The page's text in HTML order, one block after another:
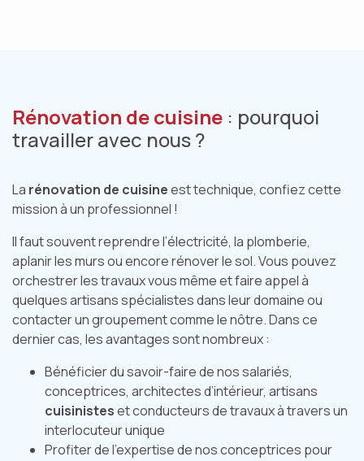
Rénovation de cuisine : pourquoi
travailler avec nous ?
La rénovation de cuisineest technique, confiez cette
mission à un professionnel !
Il faut souvent reprendre l’électricité, la plomberie,
aplanir les murs ou encore rénover le sol. Vous pouvez
orchestrer les travaux vous même et faire appel à
quelques artisans spécialistes dans leur domaine ou
contacter un groupement comme le nôtre. Dans ce
dernier cas, les avantages sont nombreux :
Bénéficier du savoir-faire de nos salariés,
conceptrices, architectes d’intérieur, artisans
cuisinisteset conducteurs de travaux à travers un
interlocuteur unique
Profiter de l’expertise de nos conceptrices pour